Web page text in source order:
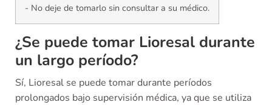
- No deje de tomarlo sin consultar a su médico.
¿Se puede tomar Lioresal durante
un largo período?
Sí, Lioresal se puede tomar durante períodos
prolongados bajo supervisión médica, ya que se utiliza